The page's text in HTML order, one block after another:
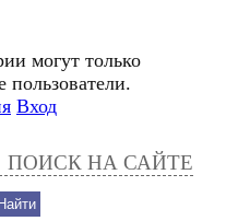
могут только
пользователи.
Вход
ПОИСК НА САЙТЕ